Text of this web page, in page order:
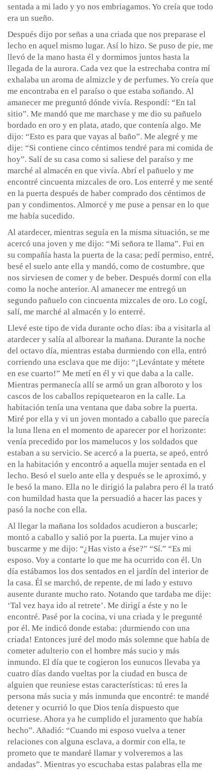
sentada a mi lado y yo nos embriagamos. Yo creía que todo
era un sueño.
Después dijo por señas a una criada que nos preparase el
lecho en aquel mismo lugar. Así lo hizo. Se puso de pie, me
llevó de la mano hasta él y dormimos juntos hasta la
llegada de la aurora. Cada vez que la estrechaba contra mí
exhalaba un aroma de almizcle y de perfumes. Yo creía que
me encontraba en el paraíso o que estaba soñando. Al
amanecer me preguntó dónde vivía. Respondí: “En tal
sitio”. Me mandó que me marchase y me dio su pañuelo
bordado en oro y en plata, atado, que contenía algo. Me
dijo: “Esto es para que vayas al baño”. Me alegré y me
dije: “Si contiene cinco céntimos tendré para mi comida de
hoy”. Salí de su casa como si saliese del paraíso y me
marché al almacén en que vivía. Abrí el pañuelo y me
encontré cincuenta mizcales de oro. Los enterré y me senté
en la puerta después de haber comprado dos céntimos de
pan y condimentos. Almorcé y me puse a pensar en lo que
me había sucedido.
Al atardecer, mientras seguía en la misma situación, se me
acercó una joven y me dijo: “Mi señora te llama”. Fui en
su compañía hasta la puerta de la casa; pedí permiso, entré,
besé el suelo ante ella y mandó, como de costumbre, que
nos sirviesen de comer y de beber. Después dormí con ella
como la noche anterior. Al amanecer me entregó un
segundo pañuelo con cincuenta mizcales de oro. Lo cogí,
salí, me marché al almacén y lo enterré.
Llevé este tipo de vida durante ocho días: iba a visitarla al
atardecer y salía al alborear la mañana. Durante la noche
del octavo día, mientras estaba durmiendo con ella, entró
corriendo una esclava que me dijo: “¡Levántate y métete
en ese cuarto!” Me metí en él y vi que daba a la calle.
Mientras permanecía allí se armó un gran alboroto y los
cascos de los caballos repiquetearon en la calle. La
habitación tenía una ventana que daba sobre la puerta.
Miré por ella y vi un joven montado a caballo que parecía
la luna llena en el momento de aparecer por el horizonte:
venía precedido por los mamelucos y los soldados que
estaban a su servicio. Se acercó a la puerta, se apeó, entró
en la habitación y encontró a aquella mujer sentada en el
lecho. Besó el suelo ante ella y después se le aproximó, y
le besó la mano. Ella no le dirigió la palabra pero él la trató
con humildad hasta que la persuadió a hacer las paces y
pasó la noche con ella.
Al llegar la mañana los soldados acudieron a buscarle;
montó a caballo y salió por la puerta. La mujer vino a
buscarme y me dijo: “¿Has visto a ése?” “Sí.” “Es mi
esposo. Voy a contarte lo que me ha ocurrido con él. Un
día estábamos los dos sentados en el jardín del interior de
la casa. Él se marchó, de repente, de mi lado y estuvo
ausente durante mucho rato. Notando que tardaba me dije:
‘Tal vez haya ido al retrete’. Me dirigí a éste y no le
encontré. Pasé por la cocina, vi una criada y le pregunté
por él. Me indicó donde estaba: ¡durmiendo con una
criada! Entonces juré del modo más solemne que había de
cometer adulterio con el hombre más sucio y más
inmundo. El día que te cogieron los eunucos llevaba ya
cuatro días dando vueltas por la ciudad en busca de
alguien que reuniese estas características: tú eres la
persona más sucia y más inmunda que encontré: te mandé
detener y ocurrió lo que Dios tenía dispuesto que
ocurriese. Ahora ya he cumplido el juramento que había
hecho”. Añadió: “Cuando mi esposo vuelva a tener
relaciones con alguna esclava, a dormir con ella, te
prometo que te mandaré llamar y volveremos a las
andadas”. Mientras yo escuchaba estas palabras ella me